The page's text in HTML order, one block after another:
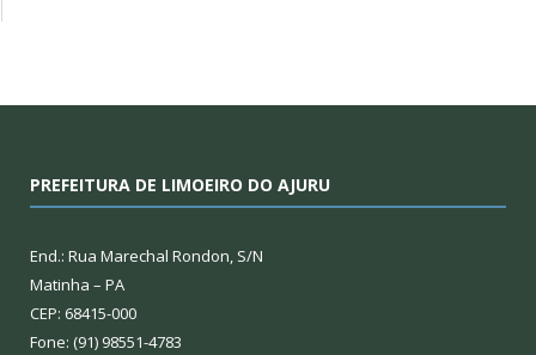
PREFEITURA DE LIMOEIRO DO AJURU
End.: Rua Marechal Rondon, S/N
Matinha – PA
CEP: 68415-000
Fone: (91) 98551-4783